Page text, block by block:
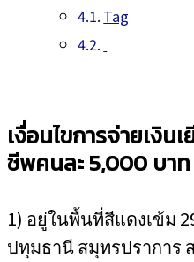
Tag
เงื่อนไขการจ่ายเงิ
ชีพคนละ 5,000 บาท
1) อยู่ในพื้นที่สีแดงเข้ม
ปทุมธานี สมุทรปราการ